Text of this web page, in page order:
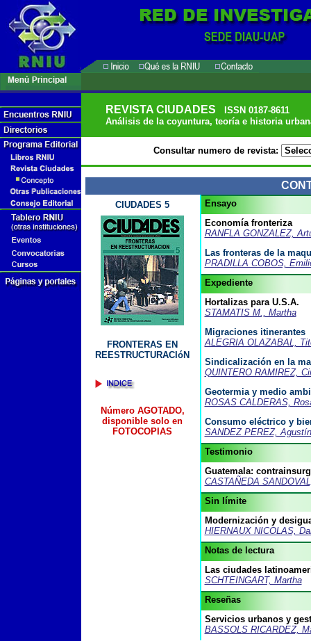
REVISTA CIUDADES
ISSN 0187-8611
Análisis de la coyuntura, teoría e historia
Consultar numero de revista:
CIUDADES 5
FRONTERAS EN
REESTRUCTURACIóN
Número AGOTADO,
disponible solo en
FOTOCOPIAS
Ensayo
Economía fronteriza
RANFLA GONZALEZ,
Las fronteras de la
PRADILLA COBOS,
Expediente
Hortalizas para U.S.A.
STAMATIS M., Martha
Migraciones itinerantes
ALEGRIA OLAZABAL,
Sindicalización en la
QUINTERO RAMIREZ,
Geotermia y medio
ROSAS CALDERAS,
Consumo eléctrico y
SANDEZ PEREZ, Agustín
Testimonio
Guatemala:
CASTAÑEDA
Sin límite
Modernización y
HIERNAUX NICOLAS,
Notas de lectura
Las ciudades
SCHTEINGART, Martha
Reseñas
Servicios urbanos y
BASSOLS RICARDEZ,